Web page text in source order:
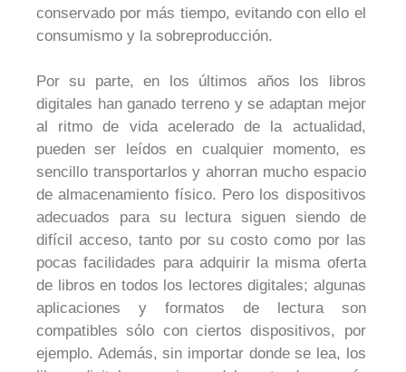
conservado por más tiempo, evitando con ello el
consumismo y la sobreproducción.
Por su parte, en los últimos años los libros
digitales han ganado terreno y se adaptan mejor
al ritmo de vida acelerado de la actualidad,
pueden ser leídos en cualquier momento, es
sencillo transportarlos y ahorran mucho espacio
de almacenamiento físico. Pero los dispositivos
adecuados para su lectura siguen siendo de
difícil acceso, tanto por su costo como por las
pocas facilidades para adquirir la misma oferta
de libros en todos los lectores digitales; algunas
aplicaciones y formatos de lectura son
compatibles sólo con ciertos dispositivos, por
ejemplo. Además, sin importar donde se lea, los